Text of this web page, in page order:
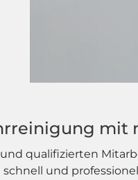
mit
qualifizierten
und